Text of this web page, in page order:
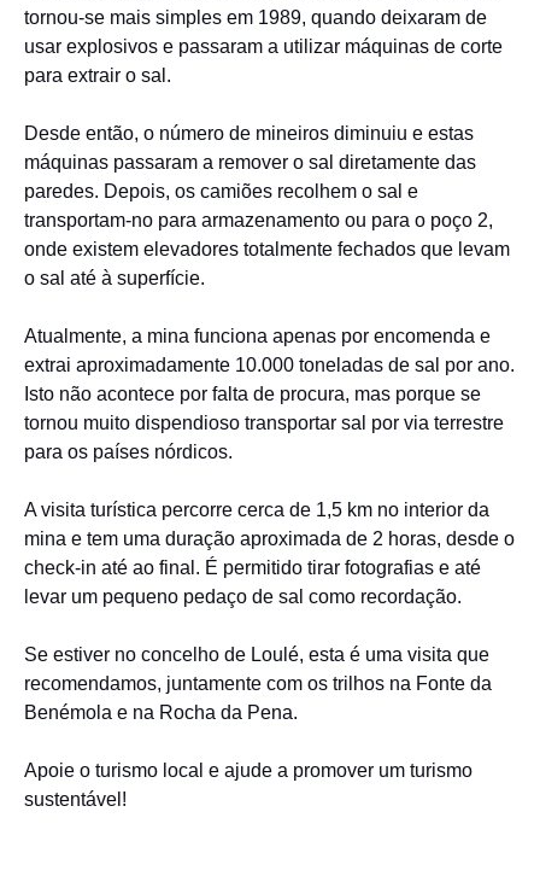
tornou-se mais simples em 1989, quando deixaram de
usar explosivos e passaram a utilizar máquinas de corte
para extrair o sal.
Desde então, o número de mineiros diminuiu e estas
máquinas passaram a remover o sal diretamente das
paredes. Depois, os camiões recolhem o sal e
transportam-no para armazenamento ou para o poço 2,
onde existem elevadores totalmente fechados que levam
o sal até à superfície.
Atualmente, a mina funciona apenas por encomenda e
extrai aproximadamente 10.000 toneladas de sal por ano.
Isto não acontece por falta de procura, mas porque se
tornou muito dispendioso transportar sal por via terrestre
para os países nórdicos.
A visita turística percorre cerca de 1,5 km no interior da
mina e tem uma duração aproximada de 2 horas, desde o
check-in até ao final. É permitido tirar fotografias e até
levar um pequeno pedaço de sal como recordação.
Se estiver no concelho de Loulé, esta é uma visita que
recomendamos, juntamente com os trilhos na Fonte da
Benémola e na Rocha da Pena.
Apoie o turismo local e ajude a promover um turismo
sustentável!